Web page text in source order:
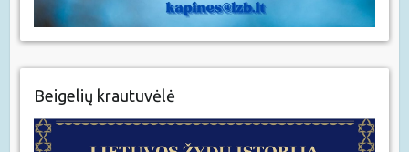
Beigelių krautuvėlė